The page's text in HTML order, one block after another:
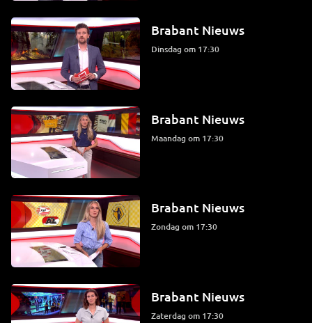
Brabant Nieuws
dinsdag om 17:30
Brabant Nieuws
maandag om 17:30
Brabant Nieuws
zondag om 17:30
Brabant Nieuws
zaterdag om 17:30